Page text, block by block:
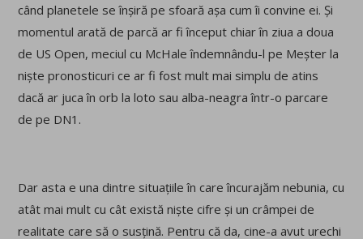
când planetele se înșiră pe sfoară așa cum îi convine ei. Și
momentul arată de parcă ar fi început chiar în ziua a doua
de US Open, meciul cu McHale îndemnându-l pe Meșter la
niște pronosticuri ce ar fi fost mult mai simplu de atins
dacă ar juca în orb la loto sau alba-neagra într-o parcare
de pe DN1.
Dar asta e una dintre situațiile în care încurajăm nebunia, cu
atât mai mult cu cât există niște cifre și un crâmpei de
realitate care să o susțină. Pentru că da, cine-a avut urechi